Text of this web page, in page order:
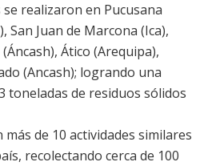
realizaron en Pucusana
San Juan de Marcona (Ica),
Ático (Arequipa),
(Ancash); logrando una
toneladas de residuos sólidos
de 10 actividades similares
recolectando cerca de 100